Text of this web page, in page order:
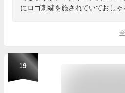
にロゴ刺繍を施されていておしゃ
19